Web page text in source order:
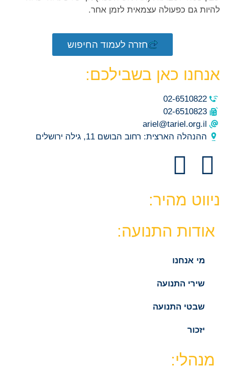
להיות גם כפעולה עצמאית לזמן אחר.
חזרה לעמוד החיפוש
אנחנו כאן בשבילכם:
02-6510822
02-6510823
ariel@tariel.org.il
ההנהלה הארצית: רחוב הבושם 11, גילה ירושלים
ניווט מהיר:
אודות התנועה:
מי אנחנו
שירי התנועה
שבטי התנועה
יזכור
מנהלי: